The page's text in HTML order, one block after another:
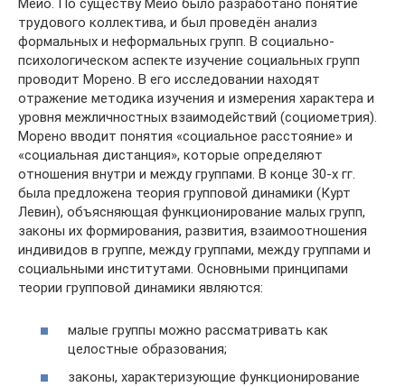
Мейо. По существу Мейо было разработано понятие
трудового коллектива, и был проведён анализ
формальных и неформальных групп. В социально-
психологическом аспекте изучение социальных групп
проводит Морено. В его исследовании находят
отражение методика изучения и измерения характера и
уровня межличностных взаимодействий (социометрия).
Морено вводит понятия «социальное расстояние» и
«социальная дистанция», которые определяют
отношения внутри и между группами. В конце 30-х гг.
была предложена теория групповой динамики (Курт
Левин), объясняющая функционирование малых групп,
законы их формирования, развития, взаимоотношения
индивидов в группе, между группами, между группами и
социальными институтами. Основными принципами
теории групповой динамики являются:
малые группы можно рассматривать как
целостные образования;
законы, характеризующие функционирование